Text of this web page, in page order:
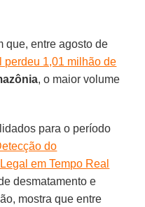
que, entre agosto de
perdeu 1,01 milhão de
, o maior volume
para o período
do
em Tempo Real
desmatamento e
mostra que entre